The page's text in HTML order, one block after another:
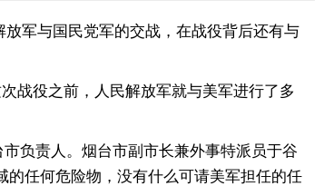
军与国民党军的交战，在战役背后还有与
战役之前，人民解放军就与美军进行了多
负责人。烟台市副市长兼外事特派员于谷
任何危险物，没有什么可请美军担任的任